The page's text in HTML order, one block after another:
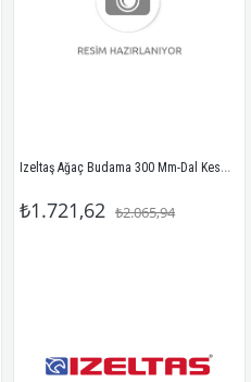
Izeltaş Ağaç Budama 300 Mm-Dal Kesme Testeresi
₺1.721,62 ₺2.065,94